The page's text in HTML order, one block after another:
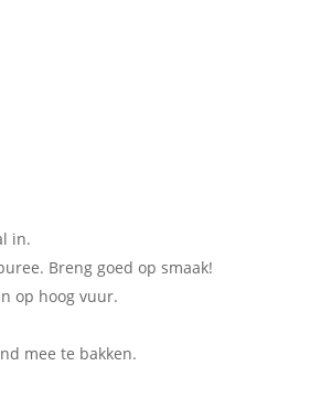
in.
Breng goed op smaak!
op hoog vuur.
mee te bakken.